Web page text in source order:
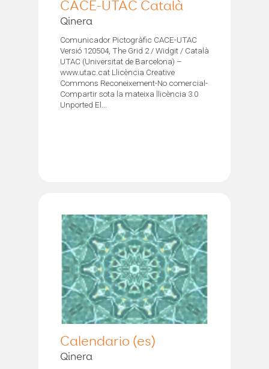
CACE-UTAC Català
Qinera
Comunicador Pictogràfic CACE-UTAC
Versió 120504, The Grid 2 / Widgit / Català
UTAC (Universitat de Barcelona) –
www.utac.cat Llicència Creative
Commons Reconeixement-No comercial-
Compartir sota la mateixa llicència 3.0
Unported El...
Calendario (es)
Qinera